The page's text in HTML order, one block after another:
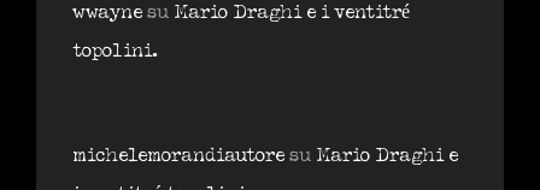
wwayne su Mario Draghi e i ventitré
topolini.
michelemorandiautore su Mario Draghi e